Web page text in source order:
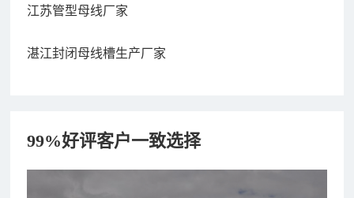
江苏管型母线厂家
湛江封闭母线槽生产厂家
99%好评客户一致选择